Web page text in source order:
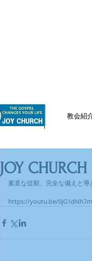
ホーム 教会紹
JOY
素直な従順、完全な備えと導
https://youtu.be/